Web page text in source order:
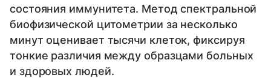
состояния иммунитета. Метод спектральной
биофизической цитометрии за несколько
минут оценивает тысячи клеток, фиксируя
тонкие различия между образцами больных
и здоровых людей.